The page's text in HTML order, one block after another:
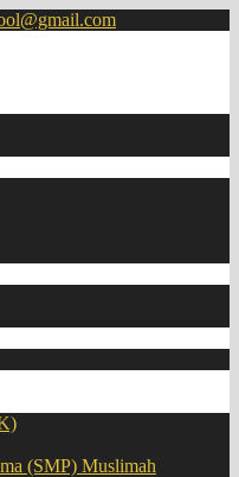
(SMP) Muslimah